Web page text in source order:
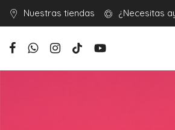
Nuestras tiendas ¿Necesitas